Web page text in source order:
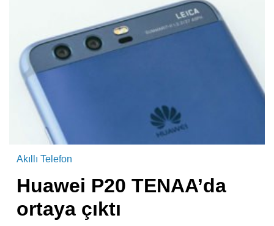
Akıllı Telefon
Huawei P20 TENAA’da
ortaya çıktı